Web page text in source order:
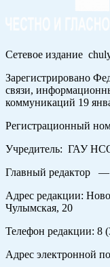
Сетевое издание
Зарегистрировано
связи,
коммуникаций 19
Регистрационный
Учредитель: ГАУ
Главный редактор —
Адрес редакции:
Чулымская, 20
Телефон редакции: 8
Адрес электронной